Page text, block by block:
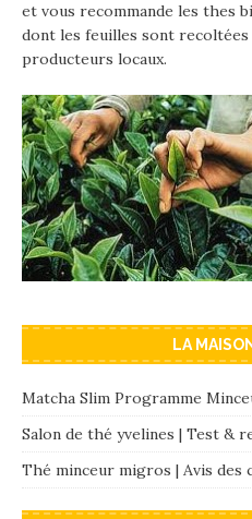
et vous recommande les thes
dont les feuilles sont
producteurs locaux.
LA
Matcha Slim Programme
Salon de thé yvelines | Test &
Thé minceur migros | Avis des